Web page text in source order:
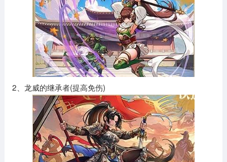
2、龙威的继承者(提高免伤)